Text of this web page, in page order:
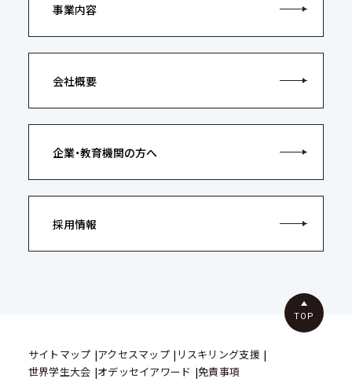
事業内容
会社概要
企業・教育機関の方へ
採用情報
サイトマップ アクセスマップ
リスキリング支援
世界学生大会 オデッセイアワード 免責事項
TOP